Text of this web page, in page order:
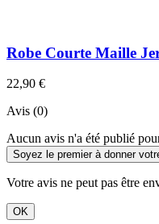
Robe Courte Maille
22,90 €
Avis (0)
Aucun avis n'a été publié
Soyez le premier à donner
Votre avis ne peut pas être
OK